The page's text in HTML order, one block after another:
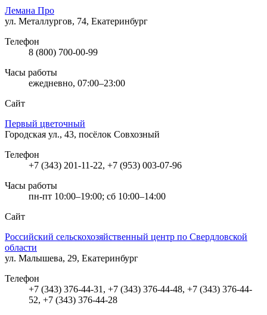
Лемана Про
ул. Металлургов, 74, Екатеринбург
Телефон
8 (800) 700-00-99
Часы работы
ежедневно, 07:00–23:00
Сайт
Первый цветочный
Городская ул., 43, посёлок Совхозный
Телефон
+7 (343) 201-11-22, +7 (953) 003-07-96
Часы работы
пн-пт 10:00–19:00; сб 10:00–14:00
Сайт
Российский сельскохозяйственный центр по Свердловской
области
ул. Малышева, 29, Екатеринбург
Телефон
+7 (343) 376-44-31, +7 (343) 376-44-48, +7 (343) 376-44-
52, +7 (343) 376-44-28